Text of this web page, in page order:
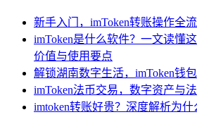
新手入门，imToken转账操作全
imToken是什么软件？一文读懂
价值与使用要点
解锁湖南数字生活，imToken钱
imToken法币交易，数字资产与
imtoken转账好贵？深度解析为